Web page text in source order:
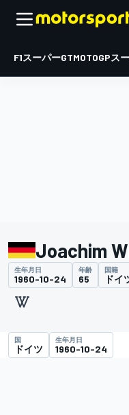
F1スーパーGTMOTOGPス
Joachim
生年月日
1960-10-24
年齢
65
国籍
ドイ
国
ドイツ
生年月日
1960-10-24